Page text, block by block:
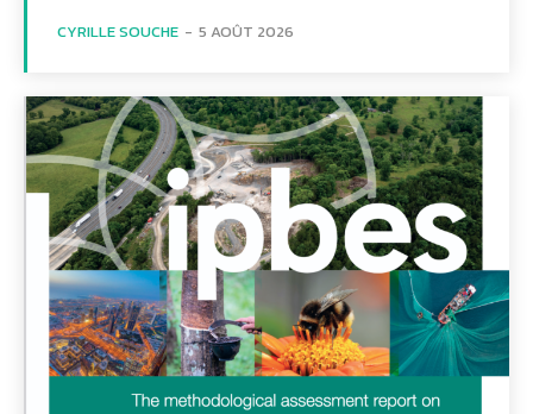
CYRILLE SOUCHE - 5 AOÛT 2026